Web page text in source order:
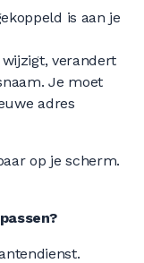
is aan je
verandert
Je moet
adres
op je scherm.